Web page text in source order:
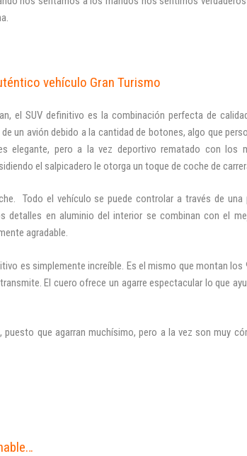
vehículo Gran Turismo
el SUV definitivo es la combinación perfecta de
un avión debido a la cantidad de botones, algo que
elegante, pero a la vez deportivo rematado con los
el salpicadero le otorga un toque de coche de
Todo el vehículo se puede controlar a través de una
detalles en aluminio del interior se combinan con el
agradable.
es simplemente increíble. Es el mismo que montan los
El cuero ofrece un agarre espectacular lo que
que agarran muchísimo, pero a la vez son muy